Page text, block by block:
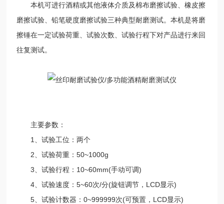
本机可进行酒精或其他液体介质及棉布磨擦试验、橡皮擦
磨擦试验、铅笔硬度磨擦试验三种典型耐磨测试。本机是将磨
擦锤在一定试验荷重、试验次数、试验行程下对产品进行来回
往复测试。
主要参数：
1、试验工位：两个
2、试验荷重：50~1000g
3、试验行程：10~60mm(手动可调)
4、试验速度：5~60次/分(旋钮调节，LCD显示)
5、试验计数器：0~999999次(可预置，LCD显示)